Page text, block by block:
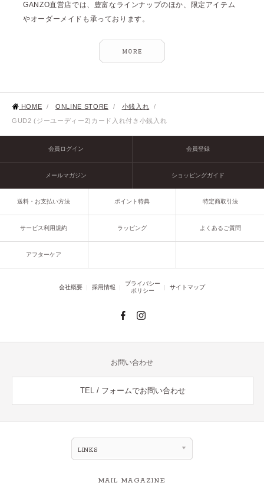
GANZO直営店では、豊富なラインナップのほか、限定アイテム
やオーダーメイドも承っております。
HOME / ONLINE STORE / 小銭入れ
/
GUD2 (ジーユーディー2)カード入れ付き小銭入れ
会員ログイン 会員登録
メールマガジン ショッピングガイド
送料・お支払い方法 ポイント特典 特定商取引法
サービス利用規約 ラッピング よくあるご質問
アフターケア
会社概要 採用情報
プライバシー
ポリシー
サイトマップ
お問い合わせ
TEL / フォームでお問い合わせ
LINKS
MAIL MAGAZINE